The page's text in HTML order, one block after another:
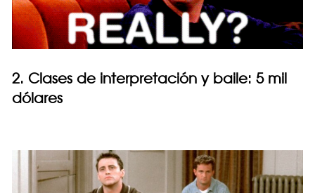
2. Clases de interpretación y baile: 5 mil
dólares